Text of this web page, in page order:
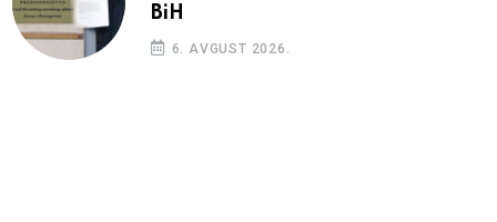
BiH
6. AVGUST 2026.